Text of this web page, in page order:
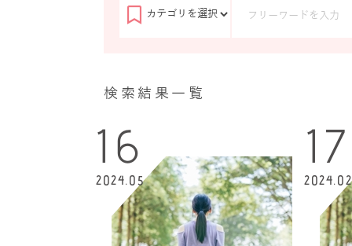
検索結果一覧
16
2024.05
17
2024.02